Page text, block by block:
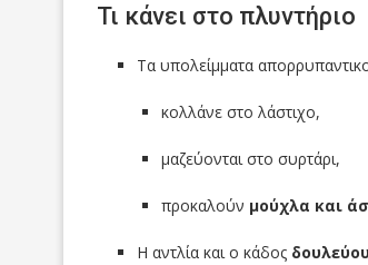
Τι κάνει στο πλυντήριο
Τα υπολείμματα
κολλάνε στο λάστιχο,
μαζεύονται στο συρτάρι,
προκαλούν μούχλα και
Η αντλία και ο κάδος